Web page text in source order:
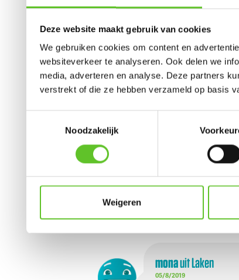
Deze website maakt gebruik van cookies
We gebruiken cookies om content en
websiteverkeer te analyseren. Ook delen we
media, adverteren en analyse. Deze partners
verstrekt of die ze hebben verzameld op basis
Noodzakelijk
Weigeren
De Brussel-gids
Op de kaart hieronder ontdek
Ketten. Klik op een van de
Brussel kennen.
LEES MEER OVER
Reacties:
monauitLaken
05/8/2019